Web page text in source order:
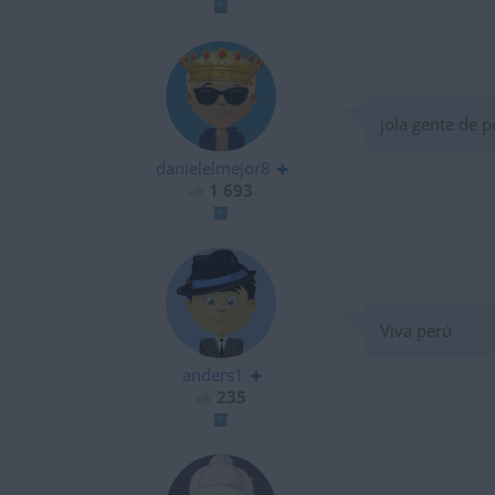
danielelmejor8
jola gente de
anders1
Viva perú